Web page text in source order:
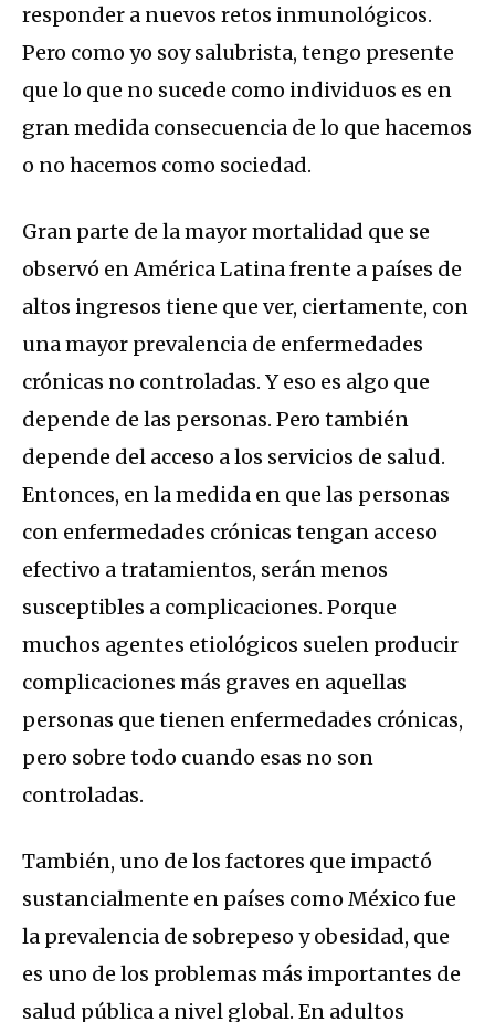
responder a nuevos retos inmunológicos.
Pero como yo soy salubrista, tengo presente
que lo que no sucede como individuos es en
gran medida consecuencia de lo que hacemos
o no hacemos como sociedad.
Gran parte de la mayor mortalidad que se
observó en América Latina frente a países de
altos ingresos tiene que ver, ciertamente, con
una mayor prevalencia de enfermedades
crónicas no controladas. Y eso es algo que
depende de las personas. Pero también
depende del acceso a los servicios de salud.
Entonces, en la medida en que las personas
con enfermedades crónicas tengan acceso
efectivo a tratamientos, serán menos
susceptibles a complicaciones. Porque
muchos agentes etiológicos suelen producir
complicaciones más graves en aquellas
personas que tienen enfermedades crónicas,
pero sobre todo cuando esas no son
controladas.
También, uno de los factores que impactó
sustancialmente en países como México fue
la prevalencia de sobrepeso y obesidad, que
es uno de los problemas más importantes de
salud pública a nivel global. En adultos